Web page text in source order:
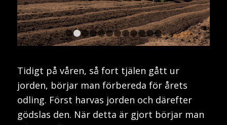
1 2 3 4 5 6 7 8 9 101112
Tidigt på våren, så fort tjälen gått ur
jorden, börjar man förbereda för årets
odling. Först harvas jorden och därefter
gödslas den. När detta är gjort börjar man